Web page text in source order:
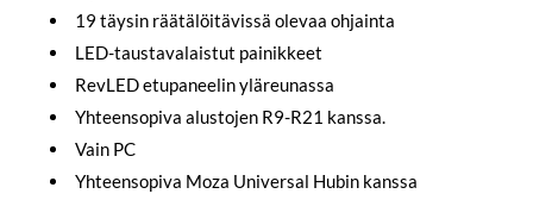
19 täysin räätälöitävissä olevaa ohjainta
LED-taustavalaistut painikkeet
RevLED etupaneelin yläreunassa
Yhteensopiva alustojen R9-R21 kanssa.
Vain PC
Yhteensopiva Moza Universal Hubin kanssa